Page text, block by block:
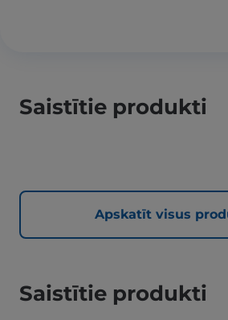
Saistītie produkti
Apskatīt visus
Saistītie produkti